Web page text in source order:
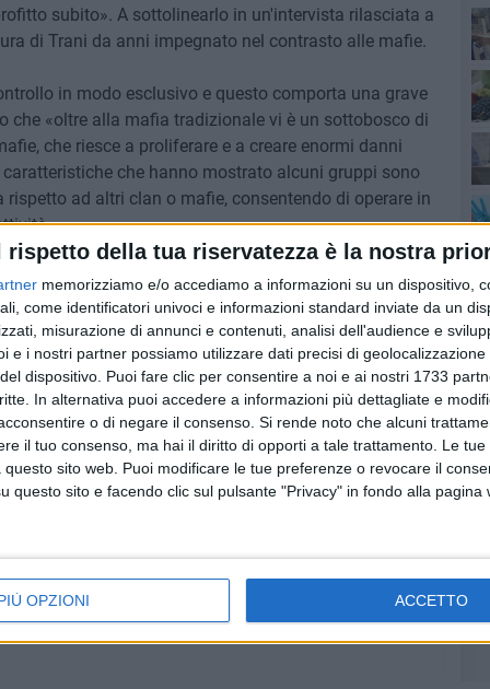
rispetto della tua riservatezza è la nostra
memorizziamo e/o accediamo a informazioni su un dispositivo,
come identificatori univoci e informazioni standard inviate da un
misurazione di annunci e contenuti, analisi dell'audience e
e i nostri partner possiamo utilizzare dati precisi di
dispositivo. Puoi fare clic per consentire a noi e ai nostri 1733
In alternativa puoi accedere a informazioni più dettagliate e
o di negare il consenso. Si rende noto che alcuni
il tuo consenso, ma hai il diritto di opporti a tale trattamento. Le
sito web. Puoi modificare le tue preferenze o revocare il
questo sito e facendo clic sul pulsante "Privacy" in fondo alla pagina
OPZIONI ACCETTO
subito». A sottolinearlo in un'intervista rilasciata a
di Trani da anni impegnato nel contrasto alle mafie.
in modo esclusivo e questo comporta una grave
che «oltre alla mafia tradizionale vi è un sottobosco di
che riesce a proliferare e a creare enormi danni
che hanno mostrato alcuni gruppi sono
ad altri clan o mafie, consentendo di operare in
modalità seguite per la commissione di delitti: la
lupare bianche. «A livello regionale il numero dei casi
spicca rispetto ad altri luoghi. È fuori discussione
stata importata dalla ndrangheta» ha chiarito.
molto importante: è risaputo che nel nostro territorio vi
che le mafie anche più risalenti abbiano avuto stretti
camorra campana. È assai facile che vi sia stato un
e tradizioni in questo senso» ha concluso.